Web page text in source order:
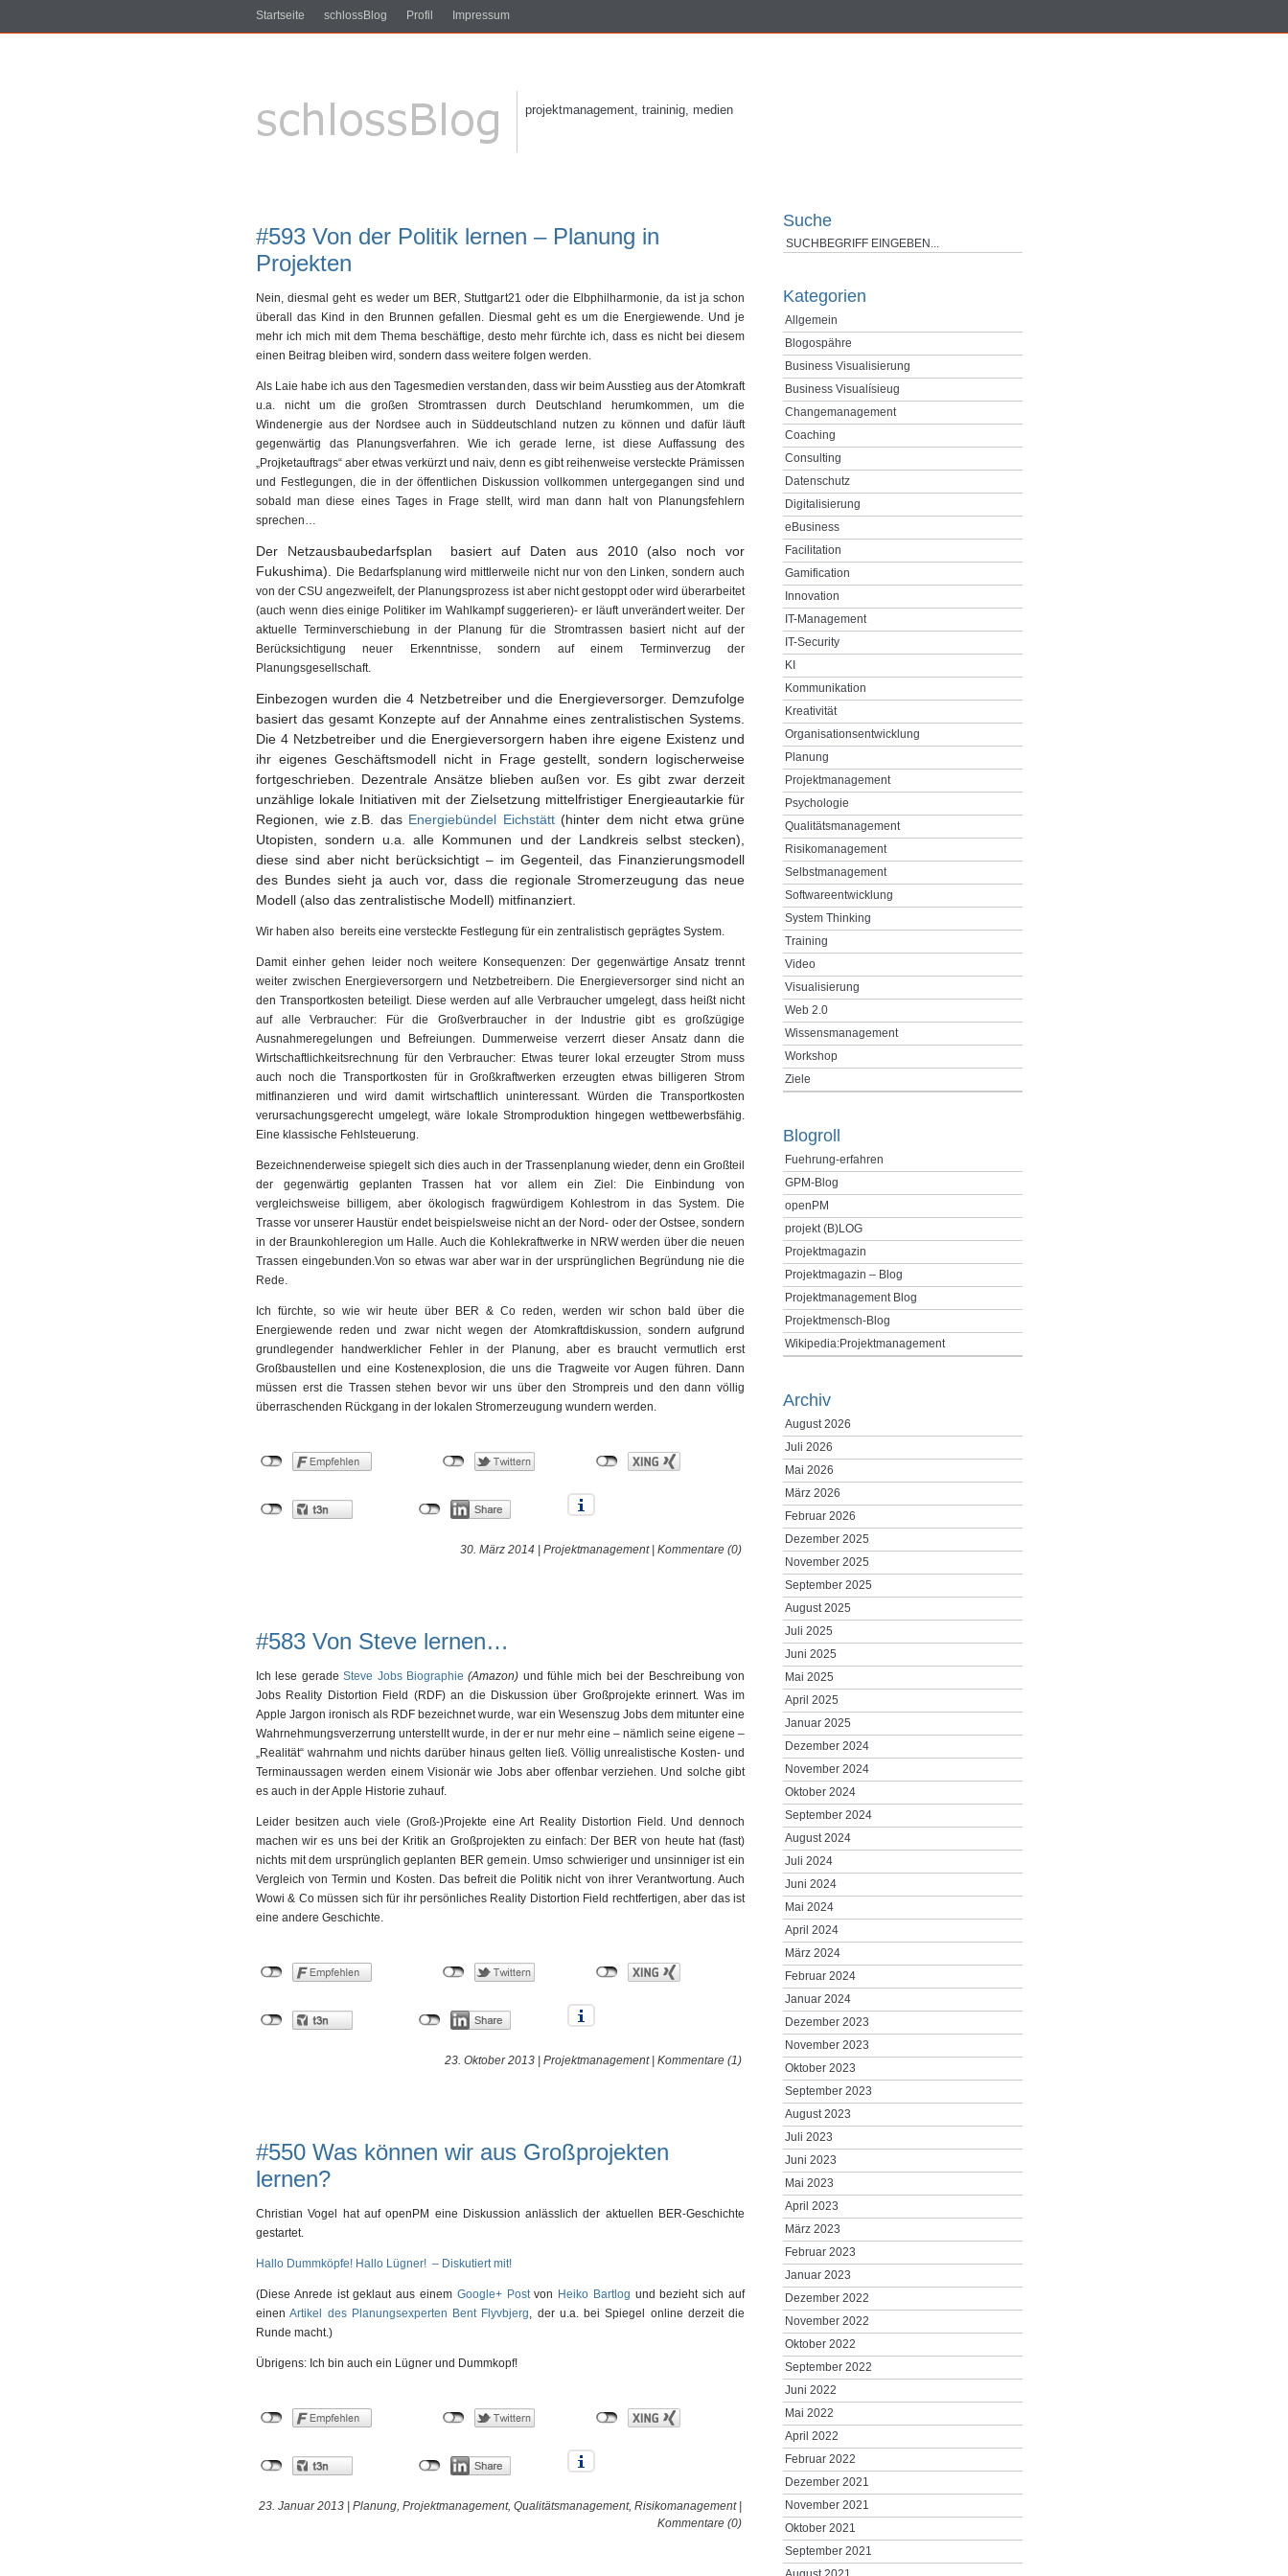
Startseite schlossBlog Profil Impressum
projektmanagement, traininig, medien
#593 Von der Politik lernen – Planung in
Projekten
Nein, diesmal geht es weder um BER, Stuttgart21 oder die Elbphilharmonie, da ist ja schon
überall das Kind in den Brunnen gefallen. Diesmal geht es um die Energiewende. Und je
mehr ich mich mit dem Thema beschäftige, desto mehr fürchte ich, dass es nicht bei diesem
einen Beitrag bleiben wird, sondern dass weitere folgen werden.
Als Laie habe ich aus den Tagesmedien verstanden, dass wir beim Ausstieg aus der Atomkraft
u.a. nicht um die großen Stromtrassen durch Deutschland herumkommen, um die
Windenergie aus der Nordsee auch in Süddeutschland nutzen zu können und dafür läuft
gegenwärtig das Planungsverfahren. Wie ich gerade lerne, ist diese Auffassung des
„Projketauftrags“ aber etwas verkürzt und naiv, denn es gibt reihenweise versteckte Prämissen
und Festlegungen, die in der öffentlichen Diskussion vollkommen untergegangen sind und
sobald man diese eines Tages in Frage stellt, wird man dann halt von Planungsfehlern
sprechen…
Der Netzausbaubedarfsplan basiert auf Daten aus 2010 (also noch vor
Fukushima).
Die Bedarfsplanung wird mittlerweile nicht nur von den Linken, sondern auch
von der CSU angezweifelt, der Planungsprozess ist aber nicht gestoppt oder wird überarbeitet
(auch wenn dies einige Politiker im Wahlkampf suggerieren)- er läuft unverändert weiter. Der
aktuelle Terminverschiebung in der Planung für die Stromtrassen basiert nicht auf der
Berücksichtigung neuer Erkenntnisse, sondern auf einem Terminverzug der
Planungsgesellschaft.
Einbezogen wurden die 4 Netzbetreiber und die Energieversorger. Demzufolge
basiert das gesamt Konzepte auf der Annahme eines zentralistischen Systems.
Die 4 Netzbetreiber und die Energieversorgern haben ihre eigene Existenz und
ihr eigenes Geschäftsmodell nicht in Frage gestellt, sondern logischerweise
fortgeschrieben. Dezentrale Ansätze blieben außen vor. Es gibt zwar derzeit
unzählige lokale Initiativen mit der Zielsetzung mittelfristiger Energieautarkie für
Regionen, wie z.B. das Energiebündel Eichstätt(hinter dem nicht etwa grüne
Utopisten, sondern u.a. alle Kommunen und der Landkreis selbst stecken),
diese sind aber nicht berücksichtigt – im Gegenteil, das Finanzierungsmodell
des Bundes sieht ja auch vor, dass die regionale Stromerzeugung das neue
Modell (also das zentralistische Modell) mitfinanziert.
Wir haben also bereits eine versteckte Festlegung für ein zentralistisch geprägtes System.
Damit einher gehen leider noch weitere Konsequenzen: Der gegenwärtige Ansatz trennt
weiter zwischen Energieversorgern und Netzbetreibern. Die Energieversorger sind nicht an
den Transportkosten beteiligt. Diese werden auf alle Verbraucher umgelegt, dass heißt nicht
auf alle Verbraucher: Für die Großverbraucher in der Industrie gibt es großzügige
Ausnahmeregelungen und Befreiungen. Dummerweise verzerrt dieser Ansatz dann die
Wirtschaftlichkeitsrechnung für den Verbraucher: Etwas teurer lokal erzeugter Strom muss
auch noch die Transportkosten für in Großkraftwerken erzeugten etwas billigeren Strom
mitfinanzieren und wird damit wirtschaftlich uninteressant. Würden die Transportkosten
verursachungsgerecht umgelegt, wäre lokale Stromproduktion hingegen wettbewerbsfähig.
Eine klassische Fehlsteuerung.
Bezeichnenderweise spiegelt sich dies auch in der Trassenplanung wieder, denn ein Großteil
der gegenwärtig geplanten Trassen hat vor allem ein Ziel: Die Einbindung von
vergleichsweise billigem, aber ökologisch fragwürdigem Kohlestrom in das System. Die
Trasse vor unserer Haustür endet beispielsweise nicht an der Nord- oder der Ostsee, sondern
in der Braunkohleregion um Halle. Auch die Kohlekraftwerke in NRW werden über die neuen
Trassen eingebunden.Von so etwas war aber war in der ursprünglichen Begründung nie die
Rede.
Ich fürchte, so wie wir heute über BER & Co reden, werden wir schon bald über die
Energiewende reden und zwar nicht wegen der Atomkraftdiskussion, sondern aufgrund
grundlegender handwerklicher Fehler in der Planung, aber es braucht vermutlich erst
Großbaustellen und eine Kostenexplosion, die uns die Tragweite vor Augen führen. Dann
müssen erst die Trassen stehen bevor wir uns über den Strompreis und den dann völlig
überraschenden Rückgang in der lokalen Stromerzeugung wundern werden.
30. März 2014 | Projektmanagement Kommentare (0)
#583 Von Steve lernen…
Ich lese geradeSteve Jobs Biographie (Amazon) und fühle mich bei der Beschreibung von
Jobs Reality Distortion Field (RDF) an die Diskussion über Großprojekte erinnert. Was im
Apple Jargon ironisch als RDF bezeichnet wurde, war ein Wesenszug Jobs dem mitunter eine
Wahrnehmungsverzerrung unterstellt wurde, in der er nur mehr eine – nämlich seine eigene –
„Realität“ wahrnahm und nichts darüber hinaus gelten ließ. Völlig unrealistische Kosten- und
Terminaussagen werden einem Visionär wie Jobs aber offenbar verziehen. Und solche gibt
es auch in der Apple Historie zuhauf.
Leider besitzen auch viele (Groß-)Projekte eine Art Reality Distortion Field. Und dennoch
machen wir es uns bei der Kritik an Großprojekten zu einfach: Der BER von heute hat (fast)
nichts mit dem ursprünglich geplanten BER gemein. Umso schwieriger und unsinniger ist ein
Vergleich von Termin und Kosten. Das befreit die Politik nicht von ihrer Verantwortung. Auch
Wowi & Co müssen sich für ihr persönliches Reality Distortion Field rechtfertigen, aber das ist
eine andere Geschichte.
23. Oktober 2013 | Projektmanagement Kommentare (1)
#550 Was können wir aus Großprojekten
lernen?
Christian Vogel hat auf openPM eine Diskussion anlässlich der aktuellen BER-Geschichte
gestartet.
Hallo Dummköpfe! Hallo Lügner! – Diskutiert mit!
(Diese Anrede ist geklaut aus einem Google+ Postvon Heiko Bartlog und bezieht sich auf
einenArtikel des Planungsexperten Bent Flyvbjerg, der u.a. bei Spiegel online derzeit die
Runde macht.)
Übrigens: Ich bin auch ein Lügner und Dummkopf!
23. Januar 2013 | Planung, Projektmanagement, Qualitätsmanagement, Risikomanagement
Kommentare (0)
Suche
Kategorien
Allgemein
Blogospähre
Business Visualisierung
Business Visualísieug
Changemanagement
Coaching
Consulting
Datenschutz
Digitalisierung
eBusiness
Facilitation
Gamification
Innovation
IT-Management
IT-Security
KI
Kommunikation
Kreativität
Organisationsentwicklung
Planung
Projektmanagement
Psychologie
Qualitätsmanagement
Risikomanagement
Selbstmanagement
Softwareentwicklung
System Thinking
Training
Video
Visualisierung
Web 2.0
Wissensmanagement
Workshop
Ziele
Blogroll
Fuehrung-erfahren
GPM-Blog
openPM
projekt (B)LOG
Projektmagazin
Projektmagazin – Blog
Projektmanagement Blog
Projektmensch-Blog
Wikipedia:Projektmanagement
Archiv
August 2026
Juli 2026
Mai 2026
März 2026
Februar 2026
Dezember 2025
November 2025
September 2025
August 2025
Juli 2025
Juni 2025
Mai 2025
April 2025
Januar 2025
Dezember 2024
November 2024
Oktober 2024
September 2024
August 2024
Juli 2024
Juni 2024
Mai 2024
April 2024
März 2024
Februar 2024
Januar 2024
Dezember 2023
November 2023
Oktober 2023
September 2023
August 2023
Juli 2023
Juni 2023
Mai 2023
April 2023
März 2023
Februar 2023
Januar 2023
Dezember 2022
November 2022
Oktober 2022
September 2022
Juni 2022
Mai 2022
April 2022
Februar 2022
Dezember 2021
November 2021
Oktober 2021
September 2021